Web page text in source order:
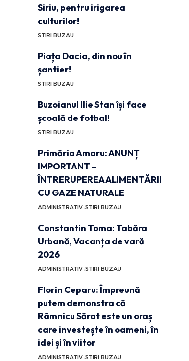
Siriu, pentru irigarea
culturilor!
STIRI BUZAU
Piața Dacia, din nou în
șantier!
STIRI BUZAU
Buzoianul Ilie Stan își face
școală de fotbal!
STIRI BUZAU
Primăria Amaru: ANUNȚ
IMPORTANT –
ÎNTRERUPEREA ALIMENTĂRII
CU GAZE NATURALE
ADMINISTRATIV STIRI BUZAU
Constantin Toma: Tabăra
Urbană, Vacanța de vară
2026
ADMINISTRATIV STIRI BUZAU
Florin Ceparu: Împreună
putem demonstra că
Râmnicu Sărat este un oraș
care investește în oameni, în
idei și în viitor
ADMINISTRATIV STIRI BUZAU